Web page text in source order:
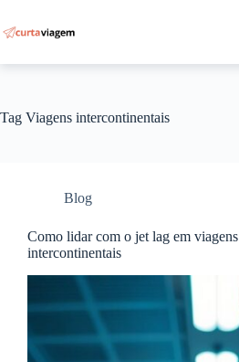
para
o
Tag Viagens intercontinentais
Blog
Como lidar com o jet lag em viagens
intercontinentais